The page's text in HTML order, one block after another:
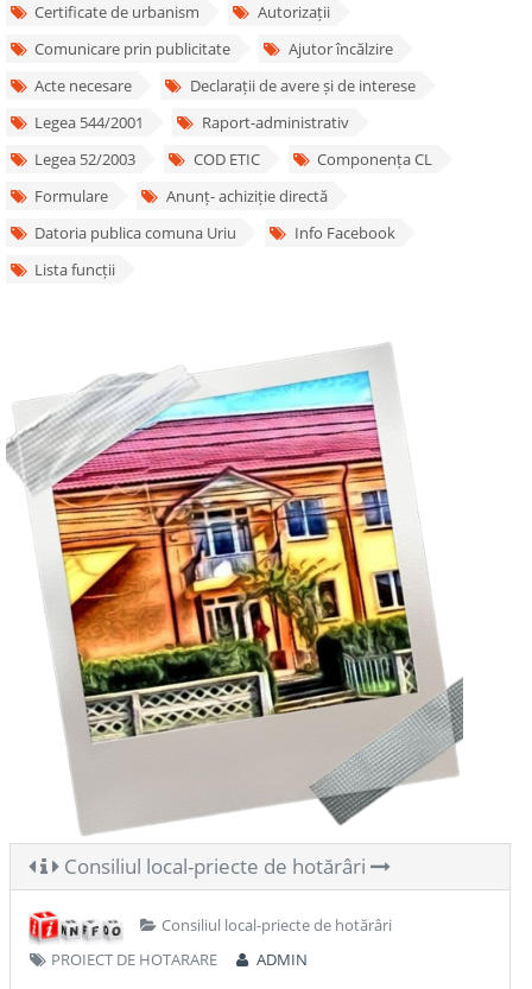
Certificate de urbanism
Autorizații
Comunicare prin publicitate
Ajutor încălzire
Acte necesare
Declarații de avere și de interese
Legea 544/2001
Raport-administrativ
Legea 52/2003
COD ETIC
Componența CL
Formulare
Anunț- achiziție directă
Datoria publica comuna Uriu
Info Facebook
Lista funcții
Consiliul local-priecte de hotărâri
Consiliul local-priecte de hotărâri
PROIECT DE HOTARARE
ADMIN